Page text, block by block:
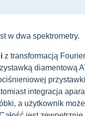
w dwa spektrometry.
z transformacją
diamentową
integracja
a użytkownik